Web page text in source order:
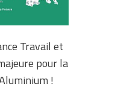
Travail et
pour la
!